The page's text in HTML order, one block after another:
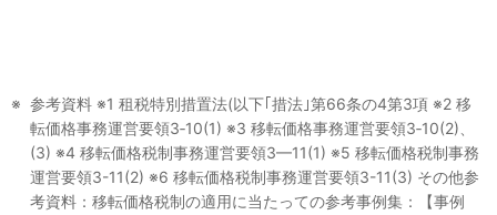
参考資料※1 租税特別措置法(以下｢措法｣第66条の4第3項※2 移
転価格事務運営要領3‐10(1) ※3 移転価格事務運営要領3‐10(2)、
(3) ※4 移転価格税制事務運営要領3—11(1) ※5 移転価格税制事務
運営要領3-11(2) ※6 移転価格税制事務運営要領3-11(3) その他参
考資料：移転価格税制の適用に当たっての参考事例集：【事例